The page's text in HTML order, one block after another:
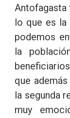
Antofagasta
lo que es
podemos
la
que
la segunda
muy